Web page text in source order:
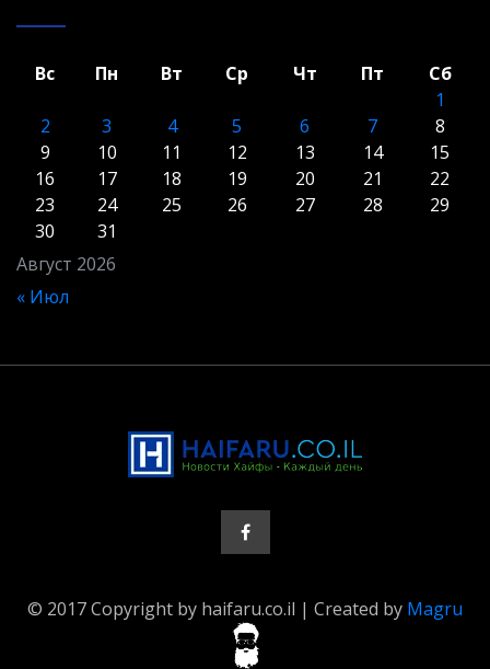
Август 2026
Вс Пн Вт Ср Чт Пт
Сб
1
2
3 4 5 6 7
8
9
10 11 12 13 14
15
16
17 18 19 20 21
22
23
24 25 26 27 28
29
30
31
« Июл
© 2017 Copyright by haifaru.co.il | Created by Magru